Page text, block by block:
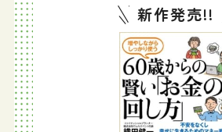
新作発売!!